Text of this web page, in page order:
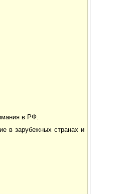
в РФ.
в зарубежных странах и